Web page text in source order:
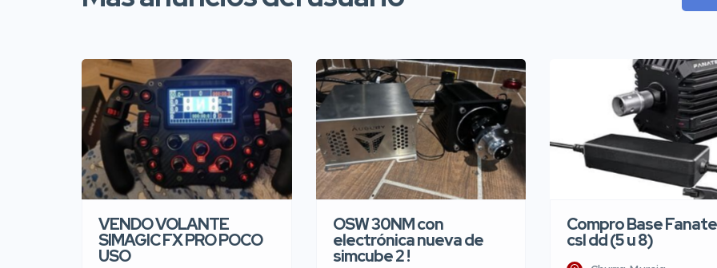
VENDO VOLANTE
SIMAGIC FX PRO POCO
USO
OSW 30NM con
electrónica nueva de
simcube 2 !
Compro Base
csl dd (5 u 8)